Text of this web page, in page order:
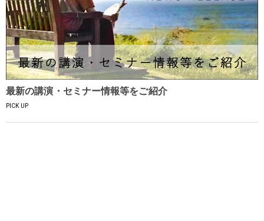
最新の講演・セミナー情報等をご紹介
PICK UP